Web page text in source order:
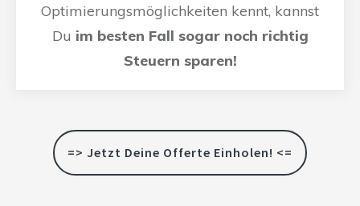
Optimierungsmöglichkeiten kennt, kannst
Du im besten Fall sogar noch richtig
Steuern sparen!
=> Jetzt Deine Offerte Einholen! <=